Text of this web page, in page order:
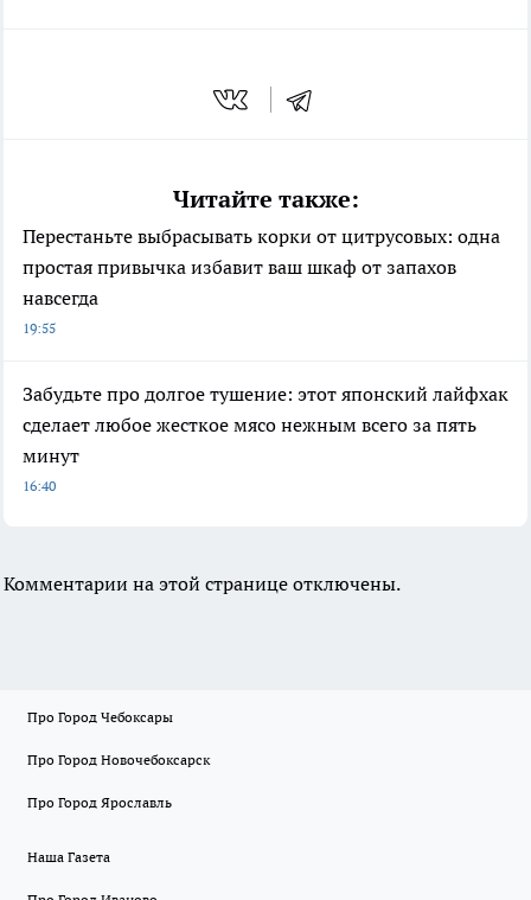
Читайте также:
Перестаньте выбрасывать корки от цитрусовых: одна
простая привычка избавит ваш шкаф от запахов
навсегда
19:55
Забудьте про долгое тушение: этот японский лайфхак
сделает любое жесткое мясо нежным всего за пять
минут
16:40
Комментарии на этой странице отключены.
Про Город Чебоксары
Про Город Новочебоксарск
Про Город Ярославль
Наша Газета